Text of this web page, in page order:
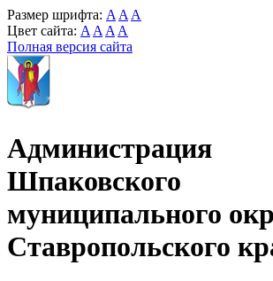
Размер шрифта: A A A
Цвет сайта: A A A A
Полная версия сайта
Администрация
Шпаковского
муниципального
Ставропольского